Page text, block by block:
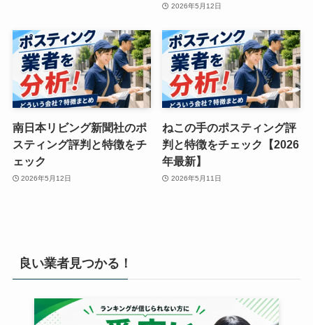
2026年5月12日
南日本リビング新聞社のポ
スティング評判と特徴をチ
ェック
2026年5月12日
ねこの手のポスティング評
判と特徴をチェック【2026
年最新】
2026年5月11日
良い業者見つかる！